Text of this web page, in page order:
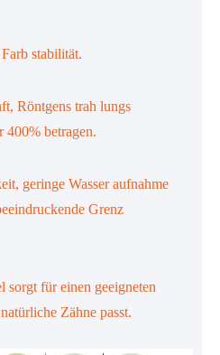
stabilität.
Röntgens trah lungs
400% betragen.
geringe Wasser aufnahme
Grenz
sorgt für einen geeigneten
Zähne passt.